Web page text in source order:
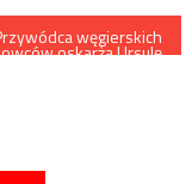
węgierskich
oskarża Ursulę